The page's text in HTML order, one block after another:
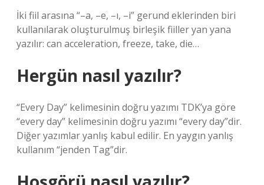
İki fiil arasına “–a, –e, –ı, –i” gerund eklerinden biri
kullanılarak oluşturulmuş birleşik fiiller yan yana
yazılır: can acceleration, freeze, take, die…
Hergün nasıl yazılır?
“Every Day” kelimesinin doğru yazımı TDK’ya göre
“every day” kelimesinin doğru yazımı “every day”dir.
Diğer yazımlar yanlış kabul edilir. En yaygın yanlış
kullanım “jenden Tag”dir.